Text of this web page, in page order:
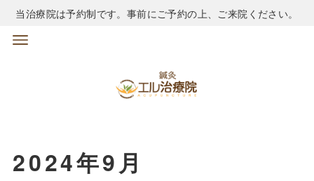
当治療院は予約制です。事前にご予約の上、ご来院ください。
2024年9月